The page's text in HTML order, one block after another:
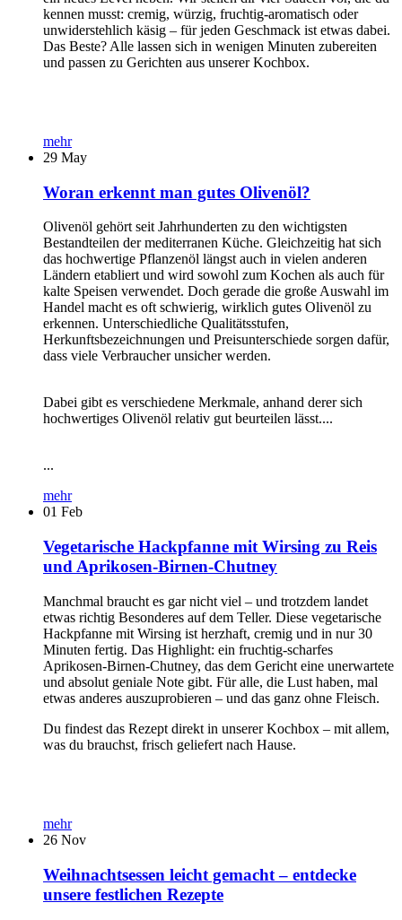
kennen musst: cremig, würzig, fruchtig-aromatisch oder
unwiderstehlich käsig – für jeden Geschmack ist etwas dabei.
Das Beste? Alle lassen sich in wenigen Minuten zubereiten
und passen zu Gerichten aus unserer Kochbox.
mehr
29 May
Woran erkennt man gutes Olivenöl?
Olivenöl gehört seit Jahrhunderten zu den wichtigsten
Bestandteilen der mediterranen Küche. Gleichzeitig hat sich
das hochwertige Pflanzenöl längst auch in vielen anderen
Ländern etabliert und wird sowohl zum Kochen als auch für
kalte Speisen verwendet. Doch gerade die große Auswahl im
Handel macht es oft schwierig, wirklich gutes Olivenöl zu
erkennen. Unterschiedliche Qualitätsstufen,
Herkunftsbezeichnungen und Preisunterschiede sorgen dafür,
dass viele Verbraucher unsicher werden.
Dabei gibt es verschiedene Merkmale, anhand derer sich
hochwertiges Olivenöl relativ gut beurteilen lässt....
...
mehr
01 Feb
Vegetarische Hackpfanne mit Wirsing zu Reis
und Aprikosen-Birnen-Chutney
Manchmal braucht es gar nicht viel – und trotzdem landet
etwas richtig Besonderes auf dem Teller. Diese vegetarische
Hackpfanne mit Wirsing ist herzhaft, cremig und in nur 30
Minuten fertig. Das Highlight: ein fruchtig-scharfes
Aprikosen-Birnen-Chutney, das dem Gericht eine unerwartete
und absolut geniale Note gibt. Für alle, die Lust haben, mal
etwas anderes auszuprobieren – und das ganz ohne Fleisch.
Du findest das Rezept direkt in unserer Kochbox – mit allem,
was du brauchst, frisch geliefert nach Hause.
mehr
26 Nov
Weihnachtsessen leicht gemacht – entdecke
unsere festlichen Rezepte